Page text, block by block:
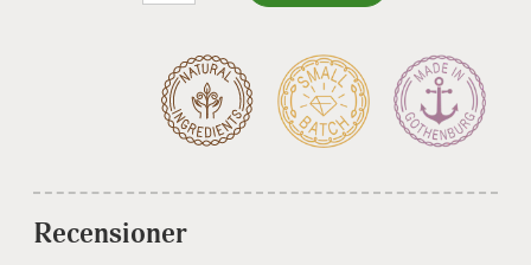
Recensioner